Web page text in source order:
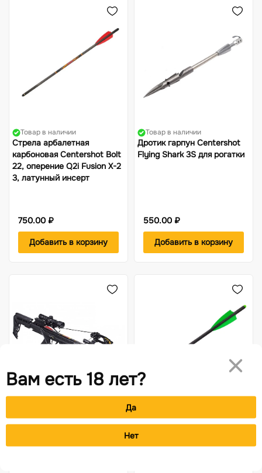
Товар в наличии
Стрела арбалетная
карбоновая Centershot Bolt
22, оперение Q2i Fusion X-2
3, латунный инсерт
750.00 ₽
Добавить в корзину
Товар в наличии
Дротик гарпун Centershot
Flying Shark 3S для рогатки
550.00 ₽
Добавить в корзину
Арбалет блочный Ek Blade
комплектацией)
Стрела арбалетная
карбоновая Centershot
Toxic Carbon 20 Half Moon
Вам есть 18 лет?
Да
Нет